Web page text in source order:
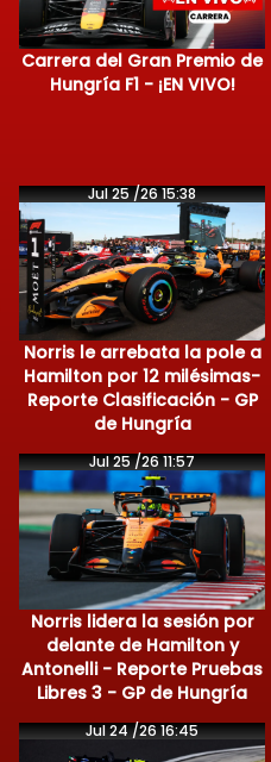
Carrera del Gran Premio de
Hungría F1 - ¡EN VIVO!
Jul 25 /26 15:38
Norris le arrebata la pole a
Hamilton por 12 milésimas-
Reporte Clasificación - GP
de Hungría
Jul 25 /26 11:57
Norris lidera la sesión por
delante de Hamilton y
Antonelli - Reporte Pruebas
Libres 3 - GP de Hungría
Jul 24 /26 16:45